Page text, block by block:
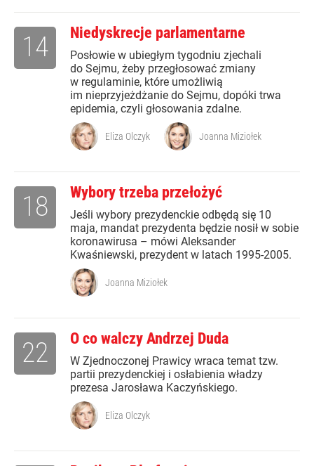
Niedyskrecje parlamentarne
Posłowie w ubiegłym tygodniu zjechali
do Sejmu, żeby przegłosować zmiany
w regulaminie, które umożliwią
im nieprzyjeżdżanie do Sejmu, dopóki trwa
epidemia, czyli głosowania zdalne.
14
Eliza Olczyk Joanna Miziołek
Wybory trzeba przełożyć
Jeśli wybory prezydenckie odbędą się 10
maja, mandat prezydenta będzie nosił w sobie
koronawirusa – mówi Aleksander
Kwaśniewski, prezydent w latach 1995-2005.
18
Joanna Miziołek
O co walczy Andrzej Duda
W Zjednoczonej Prawicy wraca temat tzw.
partii prezydenckiej i osłabienia władzy
prezesa Jarosława Kaczyńskiego.
22
Eliza Olczyk